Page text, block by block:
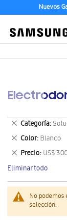
Nuevos
No
selección.
Categoría
Eliminar
este
artículo
Color Blanco
Eliminar
este
artículo
Precio US$
Eliminar
este
artículo
Eliminar todo